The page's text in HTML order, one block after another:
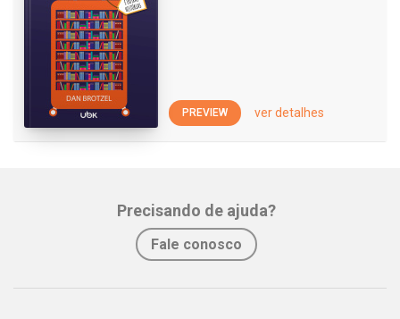
PREVIEW ver detalhes
Precisando de ajuda?
Fale conosco